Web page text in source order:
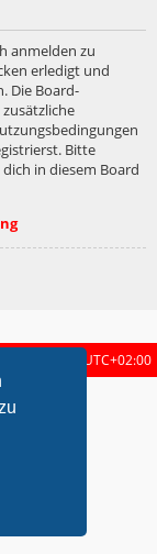
anmelden zu
erledigt und
Die Board-
Bitte
in diesem Board
UTC+02:00
by
Limited